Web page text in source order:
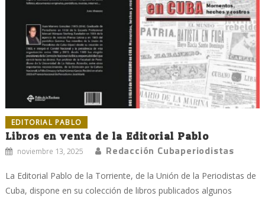
EDITORIAL PABLO
Libros en venta de la Editorial Pablo
noviembre 13, 2025 Redacción Cubaperiodistas
La Editorial Pablo de la Torriente, de la Unión de la Periodistas de
Cuba, dispone en su colección de libros publicados algunos